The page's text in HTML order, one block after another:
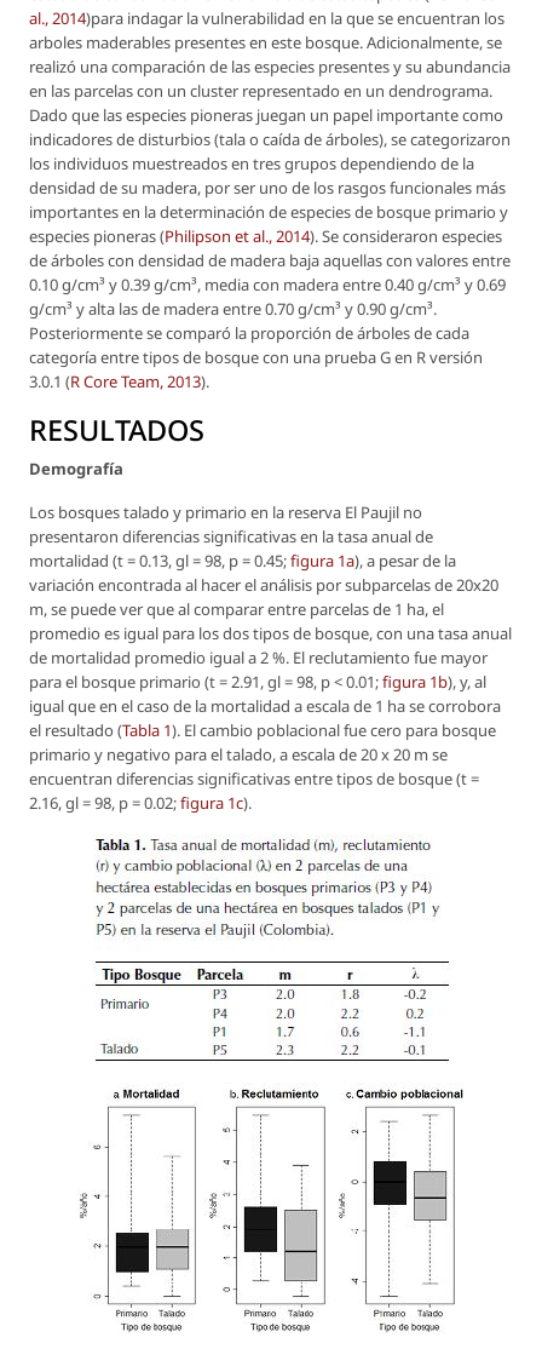
al., 2014)para indagar la vulnerabilidad en la que se encuentran los
arboles maderables presentes en este bosque. Adicionalmente, se
realizó una comparación de las especies presentes y su abundancia
en las parcelas con un cluster representado en un dendrograma.
Dado que las especies pioneras juegan un papel importante como
indicadores de disturbios (tala o caída de árboles), se categorizaron
los individuos muestreados en tres grupos dependiendo de la
densidad de su madera, por ser uno de los rasgos funcionales más
importantes en la determinación de especies de bosque primario y
especies pioneras (Philipson et al., 2014). Se consideraron especies
de árboles con densidad de madera baja aquellas con valores entre
0.10 g/cm³ y 0.39 g/cm³, media con madera entre 0.40 g/cm³ y 0.69
g/cm³ y alta las de madera entre 0.70 g/cm³ y 0.90 g/cm³.
Posteriormente se comparó la proporción de árboles de cada
categoría entre tipos de bosque con una prueba G en R versión
3.0.1 (R Core Team, 2013).
RESULTADOS
Demografía
Los bosques talado y primario en la reserva El Paujil no
presentaron diferencias significativas en la tasa anual de
mortalidad (t = 0.13, gl = 98, p = 0.45;figura 1a), a pesar de la
variación encontrada al hacer el análisis por subparcelas de 20x20
m, se puede ver que al comparar entre parcelas de 1 ha, el
promedio es igual para los dos tipos de bosque, con una tasa anual
de mortalidad promedio igual a 2 %. El reclutamiento fue mayor
para el bosque primario (t = 2.91, gl = 98, p < 0.01;figura 1b), y, al
igual que en el caso de la mortalidad a escala de 1 ha se corrobora
el resultado (Tabla 1). El cambio poblacional fue cero para bosque
primario y negativo para el talado, a escala de 20 x 20 m se
encuentran diferencias significativas entre tipos de bosque (t =
2.16, gl = 98, p = 0.02;figura 1c).